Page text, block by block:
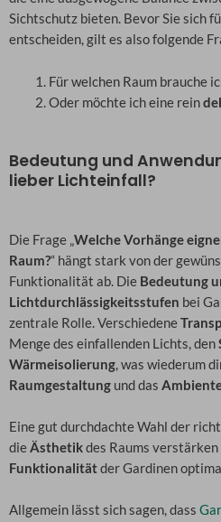
Sichtschutz bieten. Bevor Sie sich
entscheiden, gilt es also folgende
Für welchen Raum brauche
Oder möchte ich eine rein
Bedeutung und
lieber Lichteinfall?
Die Frage „Welche Vorhänge
Raum?“ hängt stark von der
Funktionalität ab. Die Bedeutung
Lichtdurchlässigkeitsstufen bei
zentrale Rolle. Verschiedene
Menge des einfallenden Lichts, den
Wärmeisolierung, was wiederum
Raumgestaltung und das
Eine gut durchdachte Wahl der
dieÄsthetikdes Raums
Funktionalitätder Gardinen
Allgemein lässt sich sagen, dass